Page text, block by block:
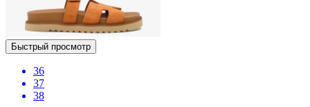
Быстрый просмотр
36
37
38